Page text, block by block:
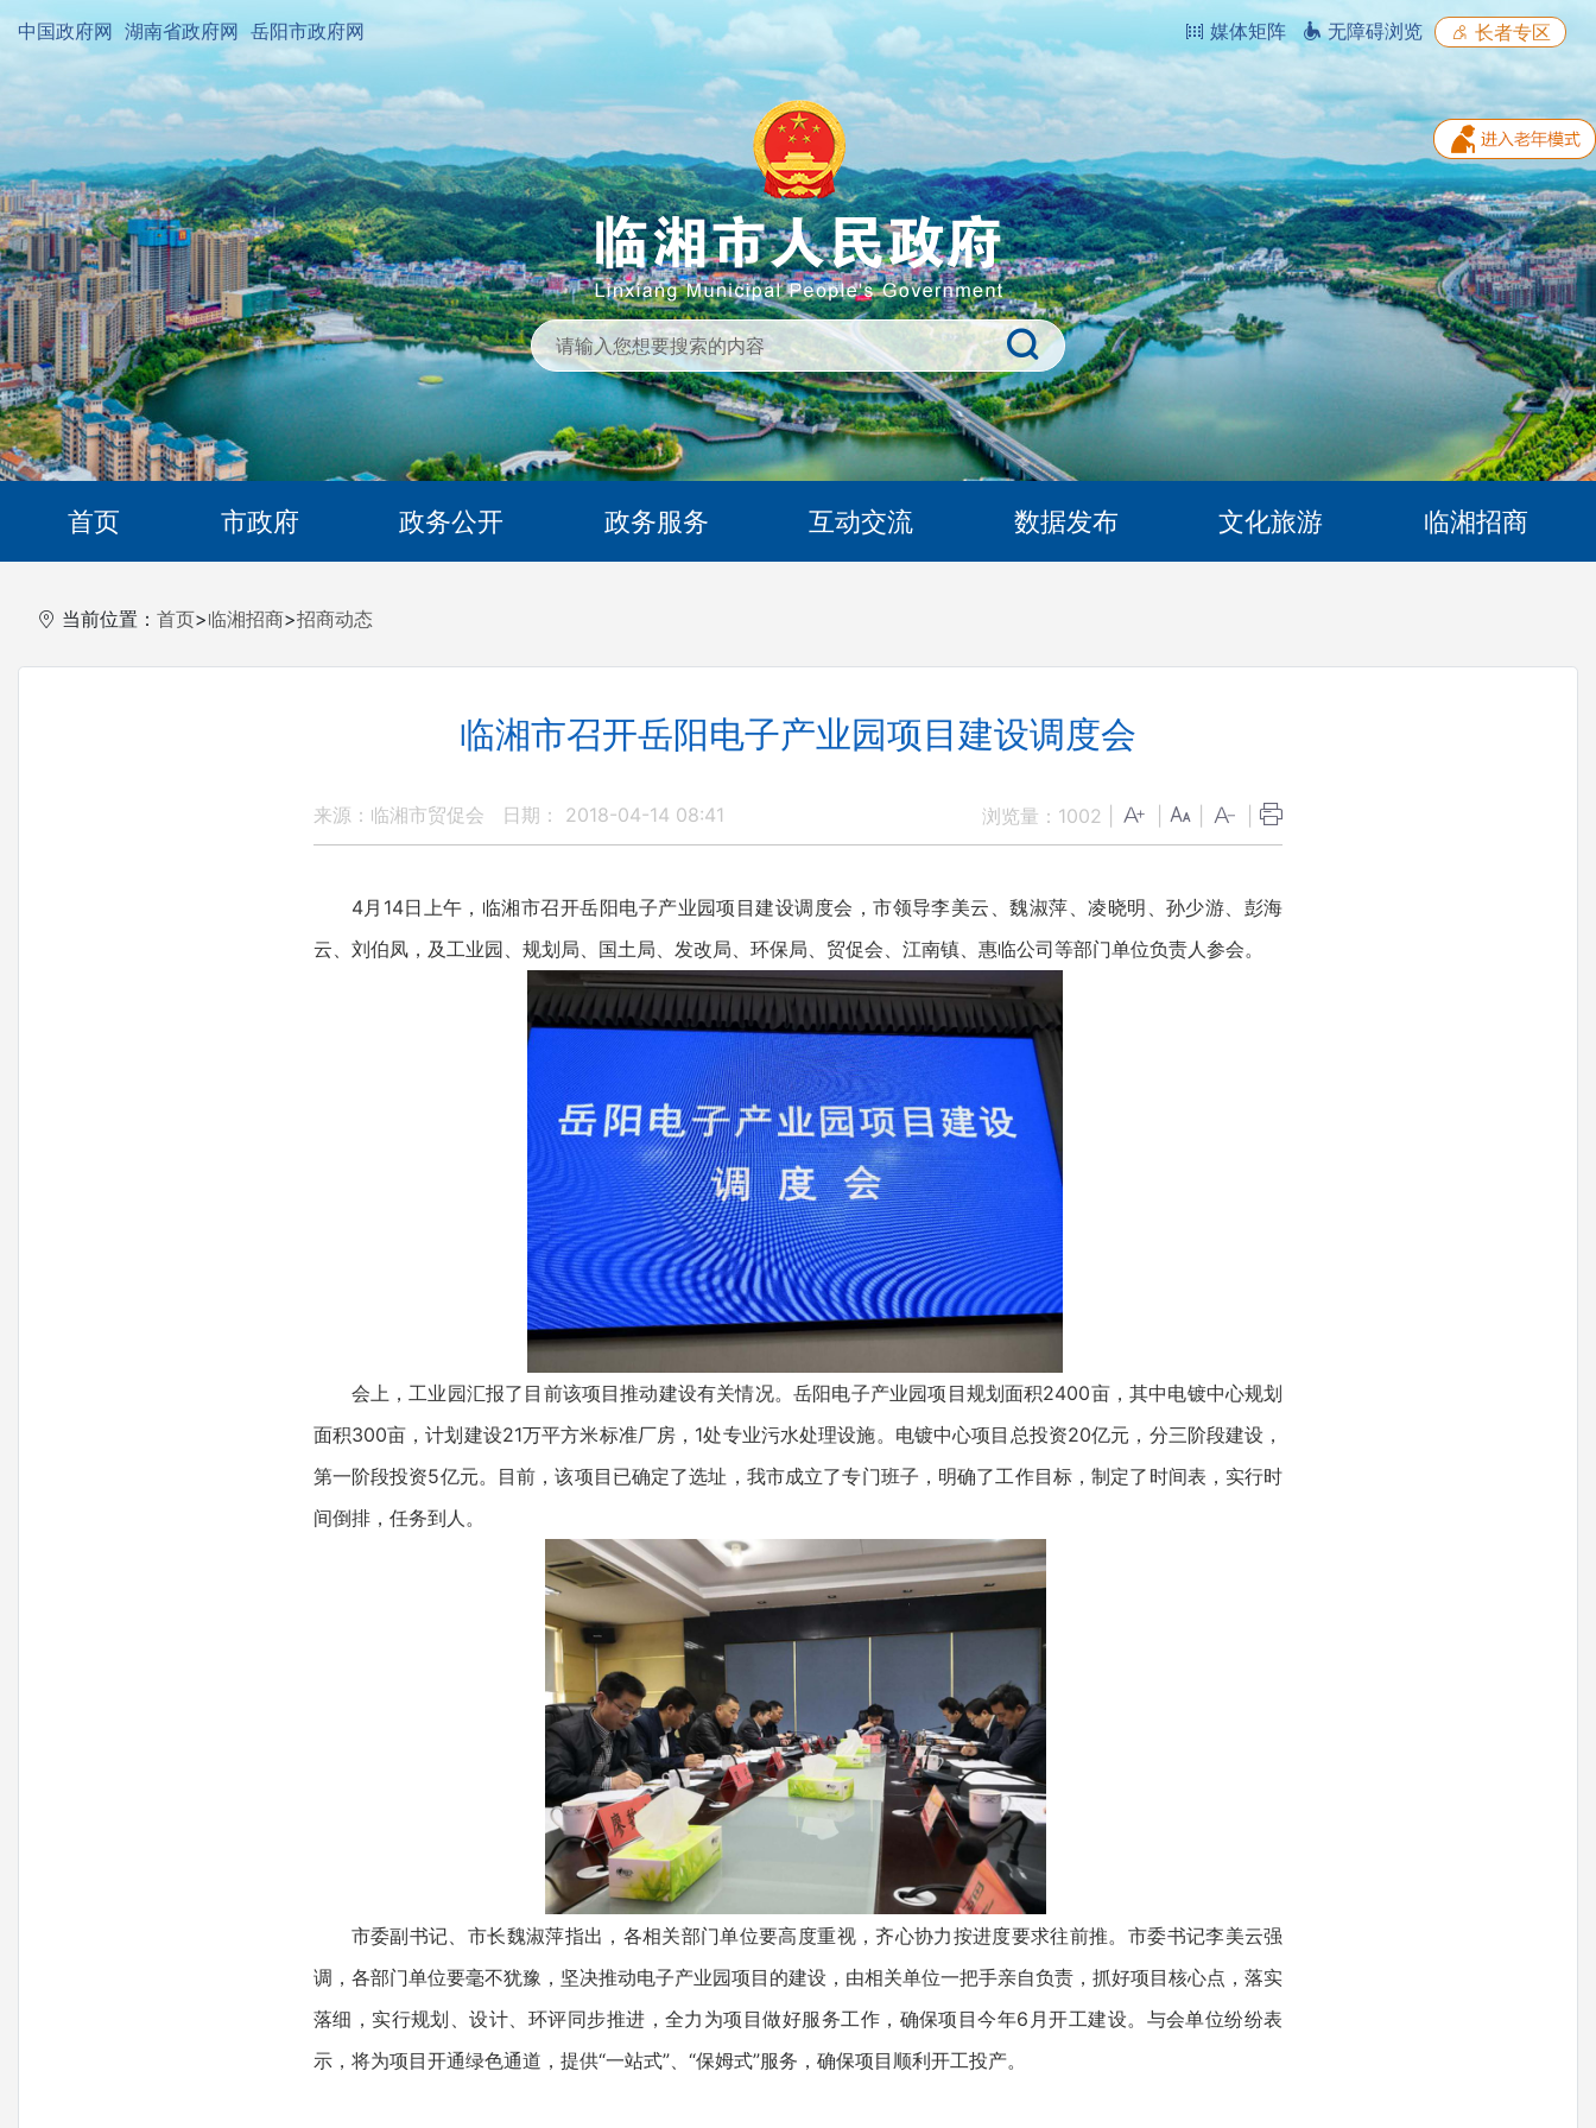
中国政府网 湖南省政府网 岳阳市政府网 媒体矩阵 无障碍浏览 长者专区
首页 市政府 政务公开 政务服务 互动交流 数据发布 文化旅游 临湘招商
当前位置： 首页>临湘招商>招商动态
临湘市召开岳阳电子产业园项目建设调度会
来源：临湘市贸促会 日期： 2018-04-14 08:41 浏览量： 1002
4月14日上午，临湘市召开岳阳电子产业园项目建设调度会，市领导李美云、魏淑萍、凌晓明、孙少游、彭海
云、刘伯凤，及工业园、规划局、国土局、发改局、环保局、贸促会、江南镇、惠临公司等部门单位负责人参会。
会上，工业园汇报了目前该项目推动建设有关情况。岳阳电子产业园项目规划面积2400亩，其中电镀中心规划
面积300亩，计划建设21万平方米标准厂房，1处专业污水处理设施。电镀中心项目总投资20亿元，分三阶段建设，
第一阶段投资5亿元。目前，该项目已确定了选址，我市成立了专门班子，明确了工作目标，制定了时间表，实行时
间倒排，任务到人。
市委副书记、市长魏淑萍指出，各相关部门单位要高度重视，齐心协力按进度要求往前推。市委书记李美云强
调，各部门单位要毫不犹豫，坚决推动电子产业园项目的建设，由相关单位一把手亲自负责，抓好项目核心点，落实
落细，实行规划、设计、环评同步推进，全力为项目做好服务工作，确保项目今年6月开工建设。与会单位纷纷表
示，将为项目开通绿色通道，提供“一站式”、“保姆式”服务，确保项目顺利开工投产。